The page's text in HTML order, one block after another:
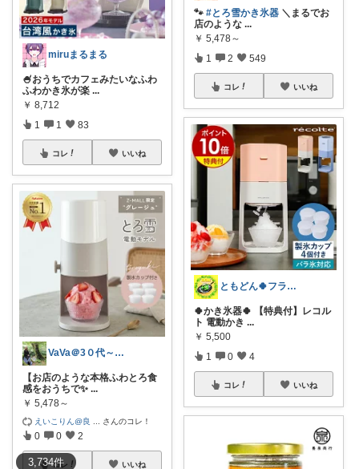
3,734件
miruまるまる
🍧おうちでカフェみたいなふわ
ふわかき氷が楽 ...
￥ 8,712
1 1 83
コレ いいね
VaVa＠3０代～初めての都内暮らし
【お店のような本格ふわとろ食
感をおうちで✨ ...
￥ 5,478～
えいこりん@良 さんのコレ！
0 0 2
コレ いいね
🐾 #とろ雪かき氷器 ＼まるでお
店のような ...
￥ 5,478～
1 2 549
コレ いいね
ともどん🍀フライパン料理ある暮らし🍳
🍀かき氷器🍀 【特典付】レコル
ト 電動かき ...
￥ 5,500
1 0 4
コレ いいね